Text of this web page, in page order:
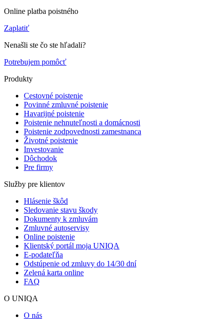
Online platba poistného
Zaplatiť
Nenašli ste čo ste hľadali?
Potrebujem pomôcť
Produkty
Cestovné poistenie
Povinné zmluvné poistenie
Havarijné poistenie
Poistenie nehnuteľnosti a domácnosti
Poistenie zodpovednosti zamestnanca
Životné poistenie
Investovanie
Dôchodok
Pre firmy
Služby pre klientov
Hlásenie škôd
Sledovanie stavu škody
Dokumenty k zmluvám
Zmluvné autoservisy
Online poistenie
Klientský portál moja UNIQA
E-podateľňa
Odstúpenie od zmluvy do 14/30 dní
Zelená karta online
FAQ
O UNIQA
O nás